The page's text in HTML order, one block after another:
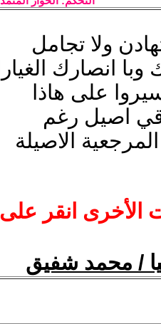
ولا تجامل
انصارك
على هاذا
اصيل رغم
الاصيلة
الأخرى انقر على
/ محمد شفيق